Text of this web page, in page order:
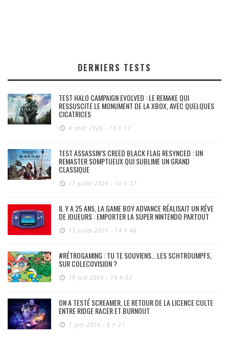
DERNIERS TESTS
TEST HALO CAMPAIGN EVOLVED : LE REMAKE QUI
RESSUSCITE LE MONUMENT DE LA XBOX, AVEC QUELQUES
CICATRICES
4 août 2026 - 10 h 17
TEST ASSASSIN’S CREED BLACK FLAG RESYNCED : UN
REMASTER SOMPTUEUX QUI SUBLIME UN GRAND
CLASSIQUE
17 juillet 2026 - 10 h 37
IL Y A 25 ANS, LA GAME BOY ADVANCE RÉALISAIT UN RÊVE
DE JOUEURS : EMPORTER LA SUPER NINTENDO PARTOUT
13 juillet 2026 - 14 h 48
#RÉTROGAMING : TU TE SOUVIENS… LES SCHTROUMPFS,
SUR COLECOVISION ?
19 juin 2026 - 19 h 02
ON A TESTÉ SCREAMER, LE RETOUR DE LA LICENCE CULTE
ENTRE RIDGE RACER ET BURNOUT
7 juin 2026 - 9 h 27